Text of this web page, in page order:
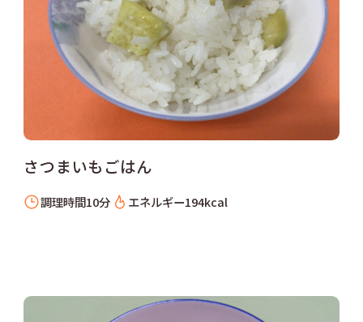
さつまいもごはん
調理時間10分 エネルギー194kcal